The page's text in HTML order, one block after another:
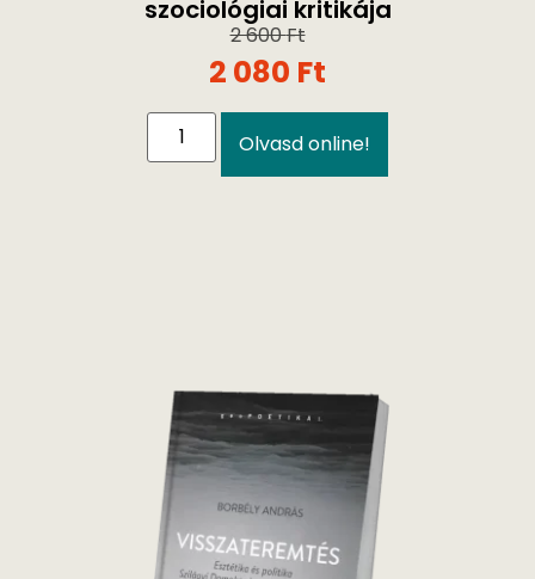
szociológiai kritikája
2 600Ft
2 080 Ft
Olvasd online!